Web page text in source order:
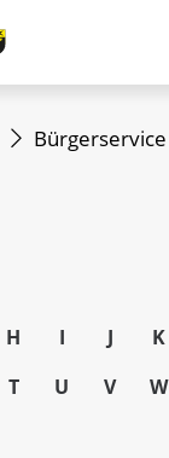
Bürgerservice
H I J
K
T U V
W